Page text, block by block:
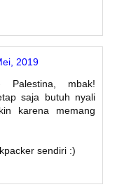
2019
mbak!
saja butuh nyali
karena memang
sendiri :)